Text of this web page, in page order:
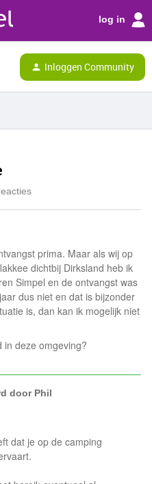
log in
Inloggen Community
prima. Maar als wij op
dichtbij Dirksland heb ik
Simpel en de ontvangst was
dus niet en dat is bijzonder
is, dan kan ik mogelijk niet
in deze omgeving?
doorPhil
dat je op de camping